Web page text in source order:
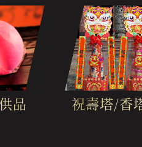
品 祝壽塔/香